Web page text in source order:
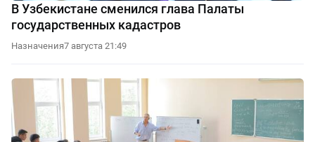
В Узбекистане сменился глава Палаты
государственных кадастров
Назначения7 августа 21:49